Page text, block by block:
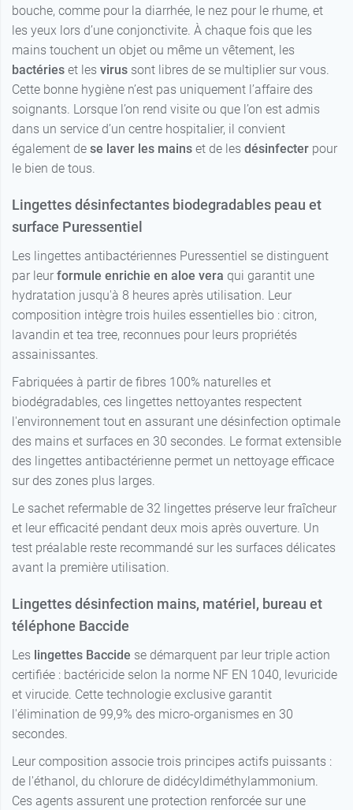
bouche, comme pour la diarrhée, le nez pour le rhume, et
les yeux lors d’une conjonctivite. À chaque fois que les
mains touchent un objet ou même un vêtement, les
bactéries et les virus sont libres de se multiplier sur vous.
Cette bonne hygiène n’est pas uniquement l’affaire des
soignants. Lorsque l’on rend visite ou que l’on est admis
dans un service d’un centre hospitalier, il convient
également de se laver les mains et de les désinfecter pour
le bien de tous.
Lingettes désinfectantes biodegradables peau et
surface Puressentiel
Les lingettes antibactériennes Puressentiel se distinguent
par leur formule enrichie en aloe vera qui garantit une
hydratation jusqu'à 8 heures après utilisation. Leur
composition intègre trois huiles essentielles bio : citron,
lavandin et tea tree, reconnues pour leurs propriétés
assainissantes.
Fabriquées à partir de fibres 100% naturelles et
biodégradables, ces lingettes nettoyantes respectent
l'environnement tout en assurant une désinfection optimale
des mains et surfaces en 30 secondes. Le format extensible
des lingettes antibactérienne permet un nettoyage efficace
sur des zones plus larges.
Le sachet refermable de 32 lingettes préserve leur fraîcheur
et leur efficacité pendant deux mois après ouverture. Un
test préalable reste recommandé sur les surfaces délicates
avant la première utilisation.
Lingettes désinfection mains, matériel, bureau et
téléphone Baccide
Les lingettes Baccide se démarquent par leur triple action
certifiée : bactéricide selon la norme NF EN 1040, levuricide
et virucide. Cette technologie exclusive garantit
l'élimination de 99,9% des micro-organismes en 30
secondes.
Leur composition associe trois principes actifs puissants :
de l'éthanol, du chlorure de didécyldiméthylammonium.
Ces agents assurent une protection renforcée sur une